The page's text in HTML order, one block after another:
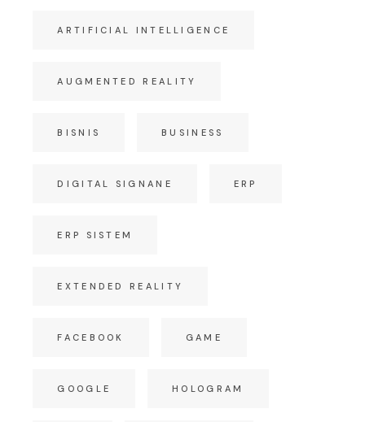
ARTIFICIAL INTELLIGENCE
AUGMENTED REALITY
BISNIS BUSINESS
DIGITAL SIGNANE ERP
ERP SISTEM
EXTENDED REALITY
FACEBOOK GAME
GOOGLE HOLOGRAM